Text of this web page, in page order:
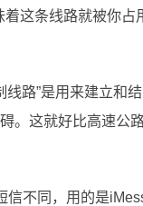
这条线路就被你
线路”是用来建立和
。这就好比高速公
不同，用的是